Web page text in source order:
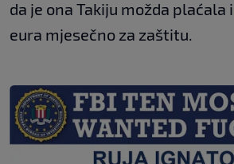
da je ona Takiju možda plaćala
eura mjesečno za zaštitu.